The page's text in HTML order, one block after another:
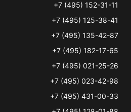
+7 (495) 152-31-11
+7 (495) 125-38-41
+7 (495) 135-42-87
+7 (495) 182-17-65
+7 (495) 021-25-26
+7 (495) 023-42-98
+7 (495) 431-00-33